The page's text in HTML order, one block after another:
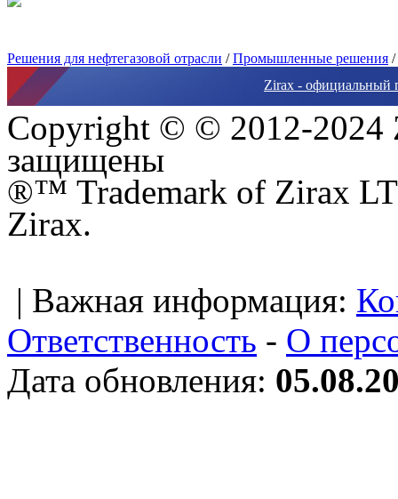
Решения для нефтегазовой отрасли /Промышленные решения /
Zirax - официальный
Copyright © © 2012-2024
защищены
®™ Trademark of Zirax
Zirax.
| Важная информация:
Ответственность - О
Дата обновления: